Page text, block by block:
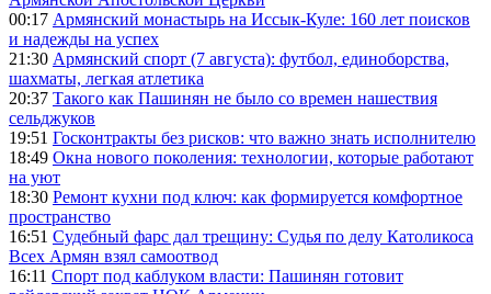
00:17 Армянский монастырь на Иссык-Куле: 160 лет поисков
и надежды на успех
21:30 Армянский спорт (7 августа): футбол, единоборства,
шахматы, легкая атлетика
20:37 Такого как Пашинян не было со времен нашествия
сельджуков
19:51 Госконтракты без рисков: что важно знать исполнителю
18:49 Окна нового поколения: технологии, которые работают
на уют
18:30 Ремонт кухни под ключ: как формируется комфортное
пространство
16:51 Судебный фарс дал трещину: Судья по делу Католикоса
Всех Армян взял самоотвод
16:11 Спорт под каблуком власти: Пашинян готовит